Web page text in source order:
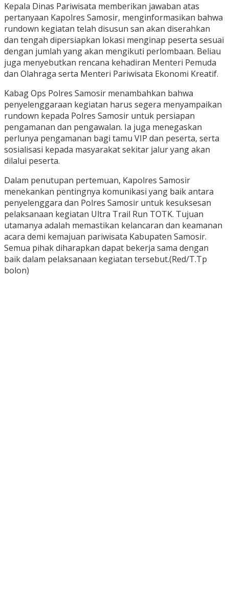
Kepala Dinas Pariwisata memberikan jawaban atas
pertanyaan Kapolres Samosir, menginformasikan bahwa
rundown kegiatan telah disusun san akan diserahkan
dan tengah dipersiapkan lokasi menginap peserta sesuai
dengan jumlah yang akan mengikuti perlombaan. Beliau
juga menyebutkan rencana kehadiran Menteri Pemuda
dan Olahraga serta Menteri Pariwisata Ekonomi Kreatif.
Kabag Ops Polres Samosir menambahkan bahwa
penyelenggaraan kegiatan harus segera menyampaikan
rundown kepada Polres Samosir untuk persiapan
pengamanan dan pengawalan. Ia juga menegaskan
perlunya pengamanan bagi tamu VIP dan peserta, serta
sosialisasi kepada masyarakat sekitar jalur yang akan
dilalui peserta.
Dalam penutupan pertemuan, Kapolres Samosir
menekankan pentingnya komunikasi yang baik antara
penyelenggara dan Polres Samosir untuk kesuksesan
pelaksanaan kegiatan Ultra Trail Run TOTK. Tujuan
utamanya adalah memastikan kelancaran dan keamanan
acara demi kemajuan pariwisata Kabupaten Samosir.
Semua pihak diharapkan dapat bekerja sama dengan
baik dalam pelaksanaan kegiatan tersebut.(Red/T.Tp
bolon)